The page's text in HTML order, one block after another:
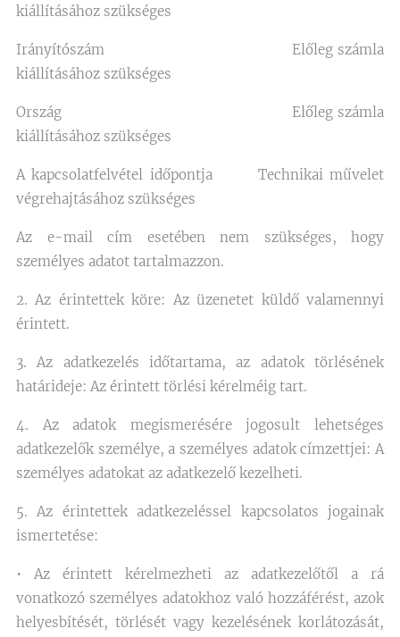
kiállításához szükséges
Irányítószám Előleg számla
kiállításához szükséges
Ország Előleg számla
kiállításához szükséges
A kapcsolatfelvétel időpontja Technikai művelet
végrehajtásához szükséges
Az e-mail cím esetében nem szükséges, hogy
személyes adatot tartalmazzon.
2. Az érintettek köre: Az üzenetet küldő valamennyi
érintett.
3. Az adatkezelés időtartama, az adatok törlésének
határideje: Az érintett törlési kérelméig tart.
4. Az adatok megismerésére jogosult lehetséges
adatkezelők személye, a személyes adatok címzettjei: A
személyes adatokat az adatkezelő kezelheti.
5. Az érintettek adatkezeléssel kapcsolatos jogainak
ismertetése:
• Az érintett kérelmezheti az adatkezelőtől a rá
vonatkozó személyes adatokhoz való hozzáférést, azok
helyesbítését, törlését vagy kezelésének korlátozását,